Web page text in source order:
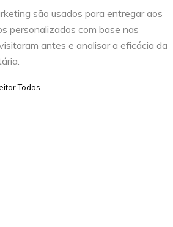
são usados para entregar aos
personalizados com base nas
antes e analisar a eficácia da
Todos